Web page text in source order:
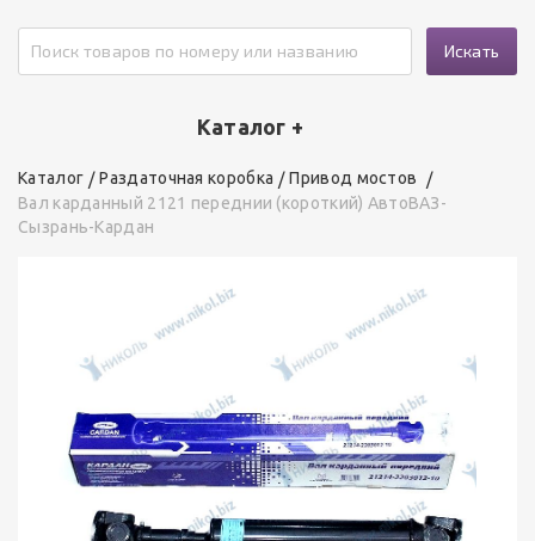
Искать
Каталог +
Каталог Раздаточная коробка
Привод мостов
Вал карданный 2121 переднии (короткий) АвтоВАЗ-
Сызрань-Кардан